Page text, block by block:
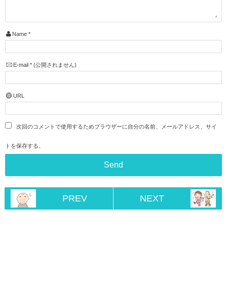
Name *
E-mail *(公開されません)
URL
次回のコメントで使用するためブラウザーに自分の名前、メールアドレス、サイ
トを保存する。
PREV NEXT